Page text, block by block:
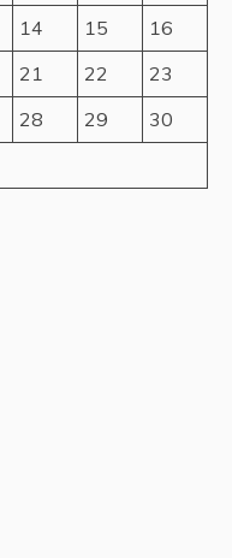
14 15
16
21 22
23
28 29
30